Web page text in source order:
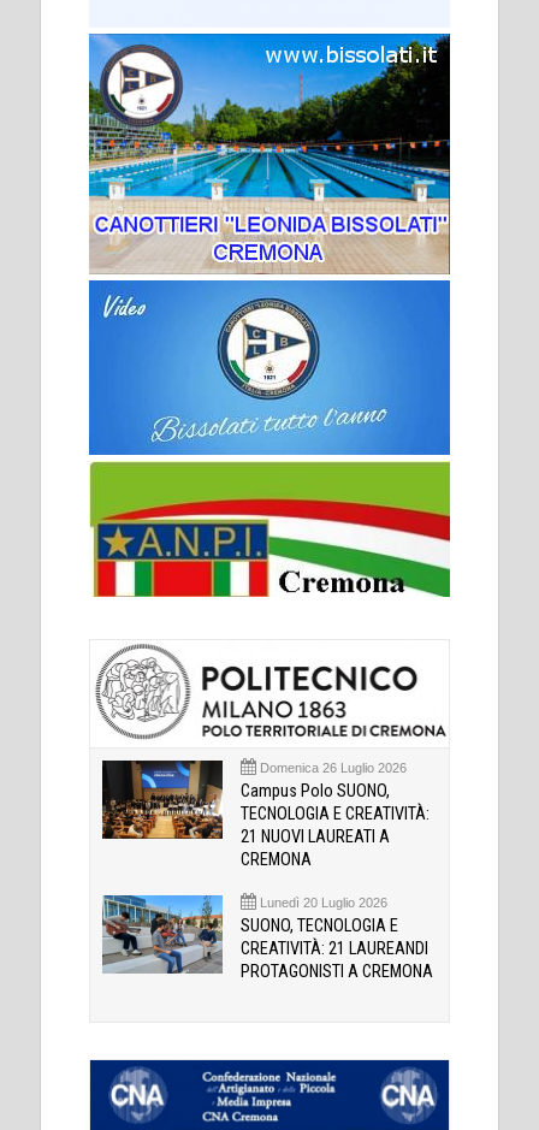
Domenica 26 Luglio 2026
Campus Polo SUONO,
TECNOLOGIA E CREATIVITÀ:
21 NUOVI LAUREATI A
CREMONA
Lunedì 20 Luglio 2026
SUONO, TECNOLOGIA E
CREATIVITÀ: 21 LAUREANDI
PROTAGONISTI A CREMONA